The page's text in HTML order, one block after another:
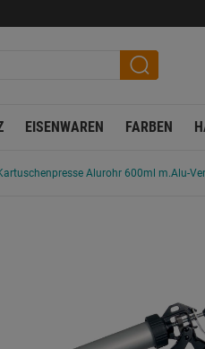
EISENWAREN FARBEN
Alurohr 600ml m.Alu-